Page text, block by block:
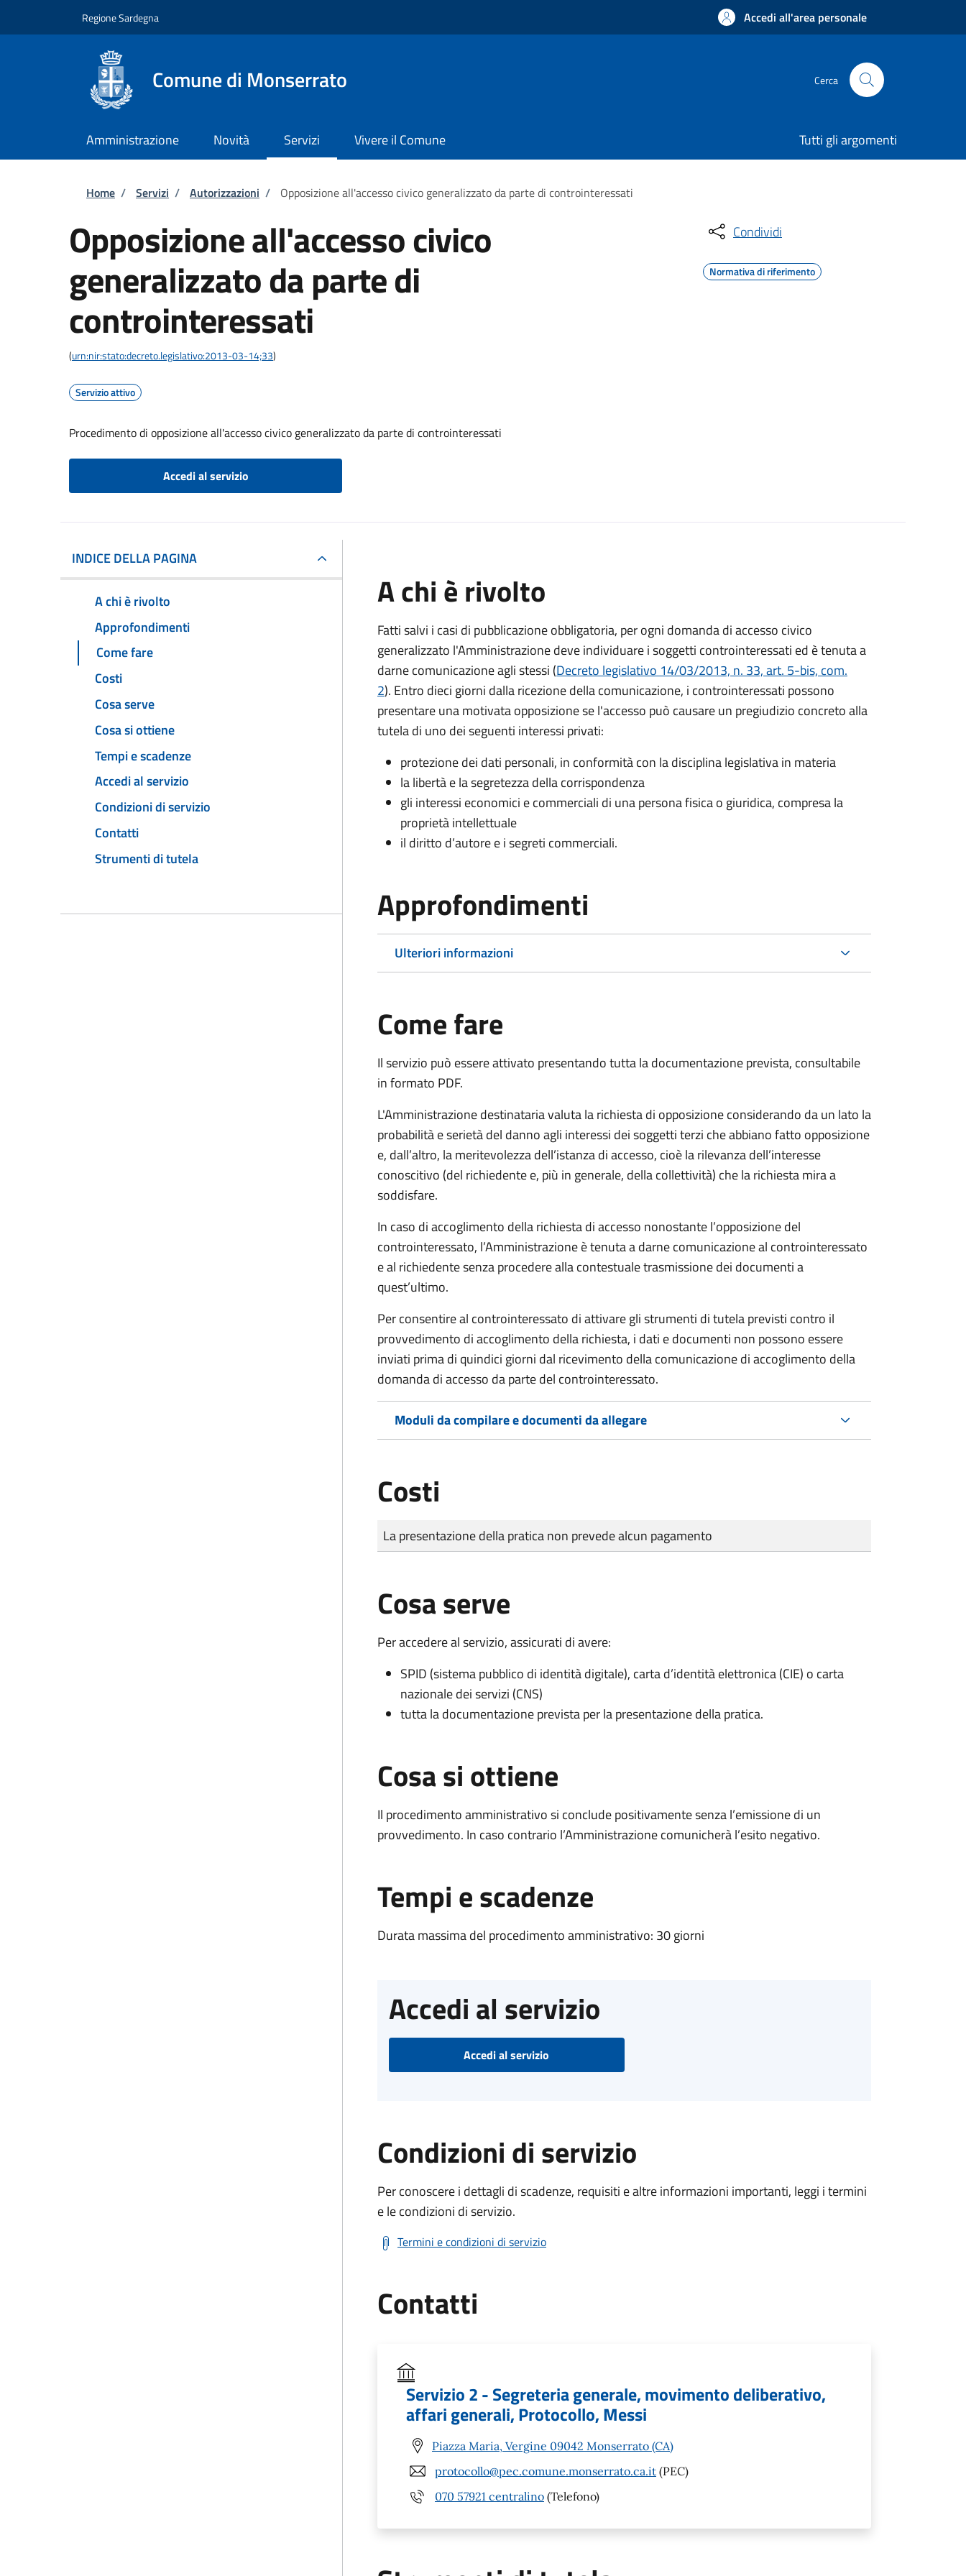
Regione Sardegna Accedi all'area personale
Comune di Monserrato Cerca
Amministrazione Novità Servizi Vivere il Comune Tutti gli argomenti
Briciole di pane
Home / Servizi / Autorizzazioni / Opposizione all'accesso civico generalizzato da parte di controinteressati
Opposizione all'accesso civico
generalizzato da parte di
controinteressati
(urn:nir:stato:decreto.legislativo:2013-03-14;33)
Servizio attivo
Procedimento di opposizione all'accesso civico generalizzato da parte di controinteressati
Accedi al servizio
Condividi
Normativa di riferimento
INDICE DELLA PAGINA
A chi è rivolto
Approfondimenti
Come fare
Costi
Cosa serve
Cosa si ottiene
Tempi e scadenze
Accedi al servizio
Condizioni di servizio
Contatti
Strumenti di tutela
A chi è rivolto
Fatti salvi i casi di pubblicazione obbligatoria, per ogni domanda di accesso civico
generalizzato l'Amministrazione deve individuare i soggetti controinteressati ed è tenuta a
darne comunicazione agli stessi (Decreto legislativo 14/03/2013, n. 33, art. 5-bis, com.
2). Entro dieci giorni dalla ricezione della comunicazione, i controinteressati possono
presentare una motivata opposizione se l'accesso può causare un pregiudizio concreto alla
tutela di uno dei seguenti interessi privati:
protezione dei dati personali, in conformità con la disciplina legislativa in materia
la libertà e la segretezza della corrispondenza
gli interessi economici e commerciali di una persona fisica o giuridica, compresa la
proprietà intellettuale
il diritto d’autore e i segreti commerciali.
Approfondimenti
Ulteriori informazioni
Come fare
Il servizio può essere attivato presentando tutta la documentazione prevista, consultabile
in formato PDF.
L'Amministrazione destinataria valuta la richiesta di opposizione considerando da un lato la
probabilità e serietà del danno agli interessi dei soggetti terzi che abbiano fatto opposizione
e, dall’altro, la meritevolezza dell’istanza di accesso, cioè la rilevanza dell’interesse
conoscitivo (del richiedente e, più in generale, della collettività) che la richiesta mira a
soddisfare.
In caso di accoglimento della richiesta di accesso nonostante l’opposizione del
controinteressato, l’Amministrazione è tenuta a darne comunicazione al controinteressato
e al richiedente senza procedere alla contestuale trasmissione dei documenti a
quest’ultimo.
Per consentire al controinteressato di attivare gli strumenti di tutela previsti contro il
provvedimento di accoglimento della richiesta, i dati e documenti non possono essere
inviati prima di quindici giorni dal ricevimento della comunicazione di accoglimento della
domanda di accesso da parte del controinteressato.
Moduli da compilare e documenti da allegare
Costi
Tipo di pagamento
Importo
La presentazione della pratica non prevede alcun pagamento
Cosa serve
Per accedere al servizio, assicurati di avere:
SPID (sistema pubblico di identità digitale), carta d’identità elettronica (CIE) o carta
nazionale dei servizi (CNS)
tutta la documentazione prevista per la presentazione della pratica.
Cosa si ottiene
Il procedimento amministrativo si conclude positivamente senza l’emissione di un
provvedimento. In caso contrario l’Amministrazione comunicherà l’esito negativo.
Tempi e scadenze
Durata massima del procedimento amministrativo: 30 giorni
Accedi al servizio
Accedi al servizio
Condizioni di servizio
Per conoscere i dettagli di scadenze, requisiti e altre informazioni importanti, leggi i termini
e le condizioni di servizio.
Termini e condizioni di servizio
Contatti
Servizio 2 - Segreteria generale, movimento deliberativo,
affari generali, Protocollo, Messi
Piazza Maria, Vergine 09042 Monserrato (CA)
protocollo@pec.comune.monserrato.ca.it (PEC)
070 57921 centralino (Telefono)